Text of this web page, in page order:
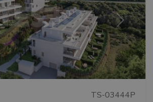
Suivant
TS-03444P